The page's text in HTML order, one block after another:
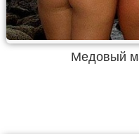
Медовый